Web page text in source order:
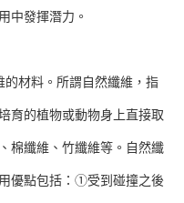
中發揮潛力。
的材料。所謂自然纖維，指
育的植物或動物身上直接取
棉纖維、竹纖維等。自然纖
優點包括：①受到碰撞之後